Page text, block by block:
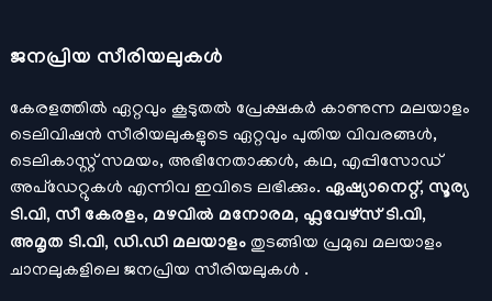
ജനപ്രിയ സീരിയലുകള്‍
കേരളത്തിൽ ഏറ്റവും കൂടുതൽ പ്രേക്ഷകർ കാണുന്ന മലയാളം
ടെലിവിഷൻ സീരിയലുകളുടെ ഏറ്റവും പുതിയ വിവരങ്ങൾ,
ടെലികാസ്റ്റ് സമയം, അഭിനേതാക്കൾ, കഥ, എപ്പിസോഡ്
അപ്ഡേറ്റുകൾ എന്നിവ ഇവിടെ ലഭിക്കും. ഏഷ്യാനെറ്റ്, സൂര്യ
ടി.വി, സീ കേരളം, മഴവിൽ മനോരമ, ഫ്ലവേഴ്സ് ടി.വി,
അമൃത ടി.വി, ഡി.ഡി മലയാളം തുടങ്ങിയ പ്രമുഖ മലയാളം
ചാനലുകളിലെ ജനപ്രിയ സീരിയലുകൾ .